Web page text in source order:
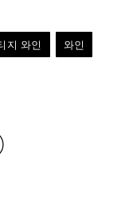
지 와인 와인